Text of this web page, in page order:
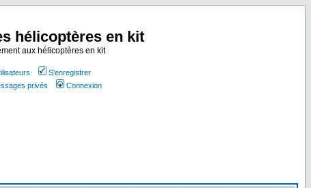
hélicoptères en kit
aux hélicoptères en kit
S'enregistrer
privés Connexion